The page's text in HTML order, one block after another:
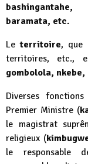
baramata, etc.
Leterritoire, que
territoires, etc.,
gombolola, nkebe,
Diverses
Premier Ministre (
le magistrat
religieux (
le responsable